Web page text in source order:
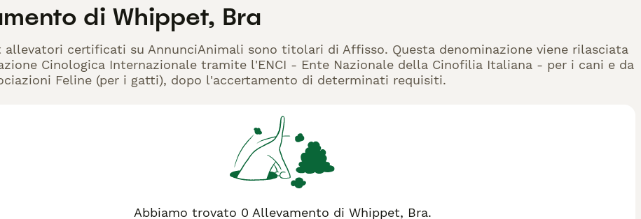
di Whippet, Bra
allevatori certificati su AnnunciAnimali sono titolari di Affisso. Questa denominazione viene rilasciata
Cinologica Internazionale tramite l'ENCI - Ente Nazionale della Cinofilia Italiana - per i cani e da
Feline (per i gatti), dopo l'accertamento di determinati requisiti.
Abbiamo trovato 0 Allevamento di Whippet, Bra.